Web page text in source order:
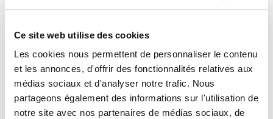
Ce site web utilise des cookies
Les cookies nous permettent de personnaliser le contenu
et les annonces, d'offrir des fonctionnalités relatives aux
médias sociaux et d'analyser notre trafic. Nous
partageons également des informations sur l'utilisation de
notre site avec nos partenaires de médias sociaux, de